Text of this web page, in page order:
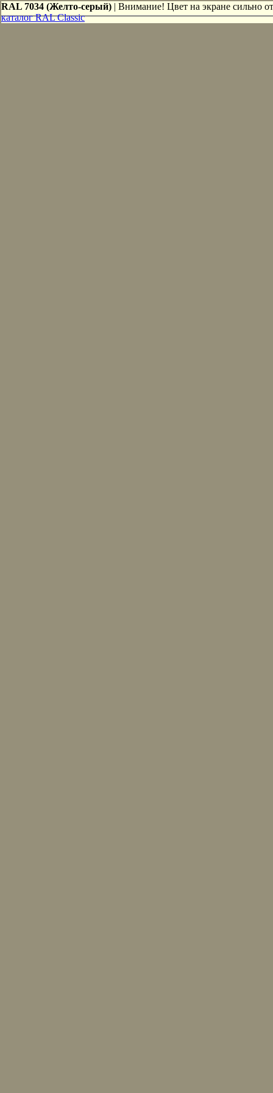
RAL 7034 (Желто-серый) | Внимание! Цвет на экране сильно
каталог RAL Classic